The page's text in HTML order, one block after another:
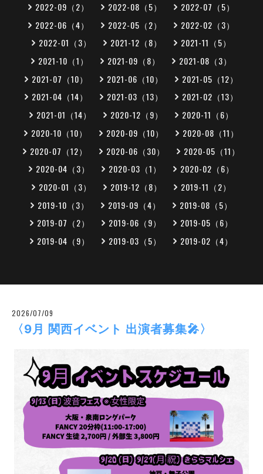
2022-09（2）
2022-08（5）
2022-07（5）
2022-06（4）
2022-05（2）
2022-02（3）
2022-01（3）
2021-12（8）
2021-11（5）
2021-10（1）
2021-09（8）
2021-08（3）
2021-07（10）
2021-06（10）
2021-05（12）
2021-04（14）
2021-03（13）
2021-02（13）
2021-01（14）
2020-12（9）
2020-11（6）
2020-10（10）
2020-09（10）
2020-08（11）
2020-07（12）
2020-06（30）
2020-05（11）
2020-04（3）
2020-03（1）
2020-02（6）
2020-01（3）
2019-12（8）
2019-11（2）
2019-10（3）
2019-09（4）
2019-08（5）
2019-07（2）
2019-06（9）
2019-05（6）
2019-04（9）
2019-03（5） 2019-02（4）
2026/07/09
〈9月 関西イベント 出演者募集🎤〉